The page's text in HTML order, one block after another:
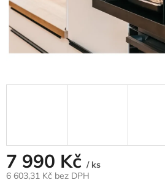
7 990 Kč / ks
6 603,31 Kč bez DPH